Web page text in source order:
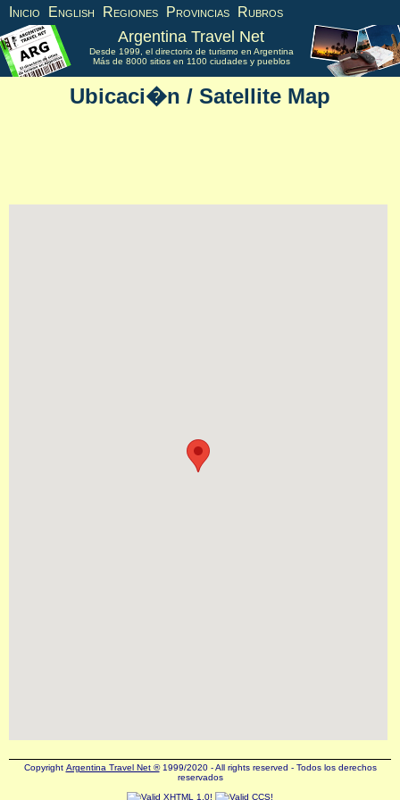
Inicio English Regiones Provincias Rubros
Argentina Travel Net
Desde 1999, el directorio de turismo en Argentina
Más de 8000 sitios en 1100 ciudades y pueblos
Ubicaci�n / Satellite Map
Copyright Argentina Travel Net ®1999/2020 - All rights reserved - Todos los derechos
reservados